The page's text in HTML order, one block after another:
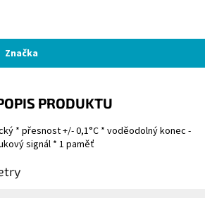
Značka
PRODUKTU
* přesnost +/- 0,1°C * voděodolný konec -
signál * 1 paměť